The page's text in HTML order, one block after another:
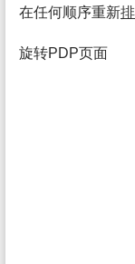
在任何顺序重新
旋转PDP页面